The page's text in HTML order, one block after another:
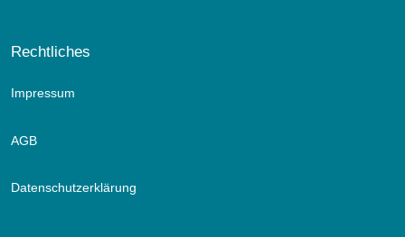
Rechtliches
Impressum
AGB
Datenschutzerklärung